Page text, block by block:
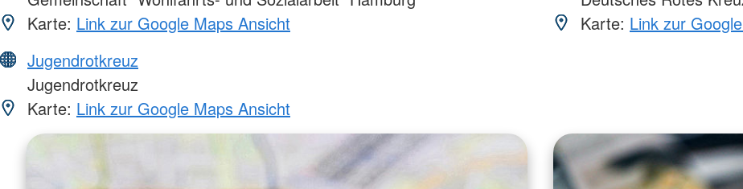
Karte: Link zur Google Maps Ansicht
Jugendrotkreuz
Jugendrotkreuz
Karte: Link zur Google Maps Ansicht
Karte: Link zur